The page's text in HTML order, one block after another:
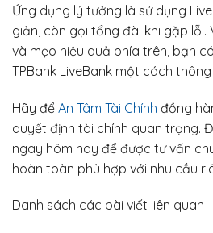
Ứng dụng lý tưởng là sử dụng
giản, còn gọi tổng đài khi gặp lỗi.
và mẹo hiệu quả phía trên, bạn
TPBank LiveBank một cách
Hãy để An Tâm Tài Chính đồng
quyết định tài chính quan trọng.
ngay hôm nay để được tư vấn
hoàn toàn phù hợp với nhu cầu
Danh sách các bài viết liên quan